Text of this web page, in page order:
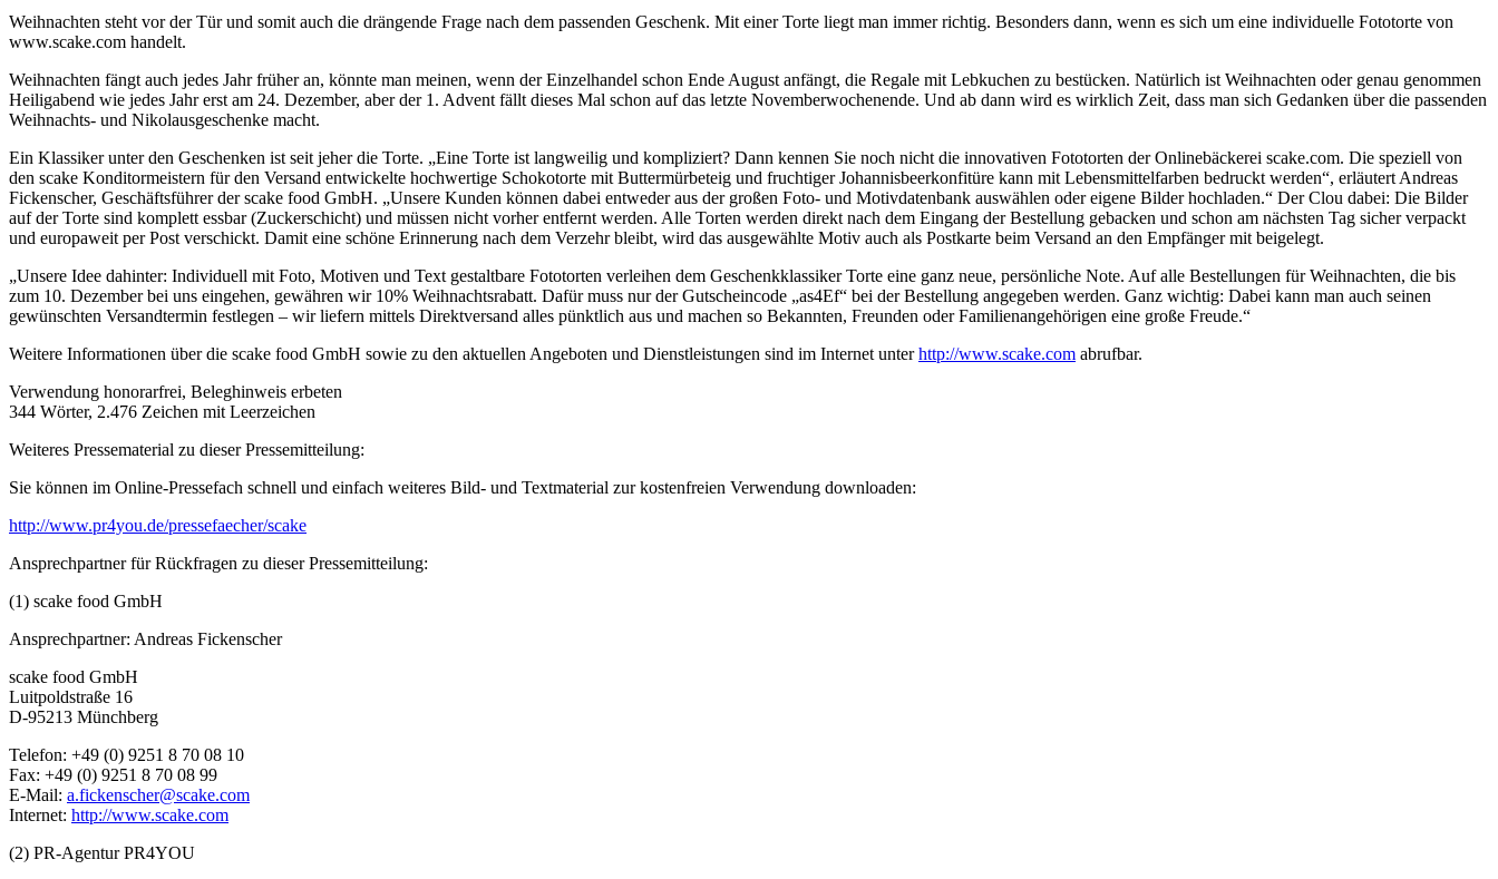
Weihnachten steht vor der Tür und somit auch die drängende Frage nach dem passenden Geschenk. Mit einer Torte liegt man immer richtig. Besonders dann, wenn es sich um eine individuelle Fototorte von
www.scake.com handelt.
Weihnachten fängt auch jedes Jahr früher an, könnte man meinen, wenn der Einzelhandel schon Ende August anfängt, die Regale mit Lebkuchen zu bestücken. Natürlich ist Weihnachten oder genau genommen
Heiligabend wie jedes Jahr erst am 24. Dezember, aber der 1. Advent fällt dieses Mal schon auf das letzte Novemberwochenende. Und ab dann wird es wirklich Zeit, dass man sich Gedanken über die passenden
Weihnachts- und Nikolausgeschenke macht.
Ein Klassiker unter den Geschenken ist seit jeher die Torte. „Eine Torte ist langweilig und kompliziert? Dann kennen Sie noch nicht die innovativen Fototorten der Onlinebäckerei scake.com. Die speziell von
den scake Konditormeistern für den Versand entwickelte hochwertige Schokotorte mit Buttermürbeteig und fruchtiger Johannisbeerkonfitüre kann mit Lebensmittelfarben bedruckt werden“, erläutert Andreas
Fickenscher, Geschäftsführer der scake food GmbH. „Unsere Kunden können dabei entweder aus der großen Foto- und Motivdatenbank auswählen oder eigene Bilder hochladen.“ Der Clou dabei: Die Bilder
auf der Torte sind komplett essbar (Zuckerschicht) und müssen nicht vorher entfernt werden. Alle Torten werden direkt nach dem Eingang der Bestellung gebacken und schon am nächsten Tag sicher verpackt
und europaweit per Post verschickt. Damit eine schöne Erinnerung nach dem Verzehr bleibt, wird das ausgewählte Motiv auch als Postkarte beim Versand an den Empfänger mit beigelegt.
„Unsere Idee dahinter: Individuell mit Foto, Motiven und Text gestaltbare Fototorten verleihen dem Geschenkklassiker Torte eine ganz neue, persönliche Note. Auf alle Bestellungen für Weihnachten, die bis
zum 10. Dezember bei uns eingehen, gewähren wir 10% Weihnachtsrabatt. Dafür muss nur der Gutscheincode „as4Ef“ bei der Bestellung angegeben werden. Ganz wichtig: Dabei kann man auch seinen
gewünschten Versandtermin festlegen – wir liefern mittels Direktversand alles pünktlich aus und machen so Bekannten, Freunden oder Familienangehörigen eine große Freude.“
Weitere Informationen über die scake food GmbH sowie zu den aktuellen Angeboten und Dienstleistungen sind im Internet unterhttp://www.scake.com abrufbar.
Verwendung honorarfrei, Beleghinweis erbeten
344 Wörter, 2.476 Zeichen mit Leerzeichen
Weiteres Pressematerial zu dieser Pressemitteilung:
Sie können im Online-Pressefach schnell und einfach weiteres Bild- und Textmaterial zur kostenfreien Verwendung downloaden:
http://www.pr4you.de/pressefaecher/scake
Ansprechpartner für Rückfragen zu dieser Pressemitteilung:
(1) scake food GmbH
Ansprechpartner: Andreas Fickenscher
scake food GmbH
Luitpoldstraße 16
D-95213 Münchberg
Telefon: +49 (0) 9251 8 70 08 10
Fax: +49 (0) 9251 8 70 08 99
E-Mail: a.fickenscher@scake.com
Internet: http://www.scake.com
(2) PR-Agentur PR4YOU